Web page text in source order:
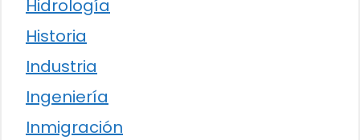
Hidrología
Historia
Industria
Ingeniería
Inmigración